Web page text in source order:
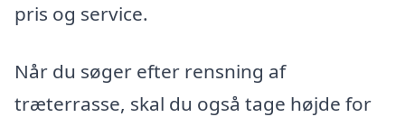
pris og service.
Når du søger efter rensning af
træterrasse, skal du også tage højde for